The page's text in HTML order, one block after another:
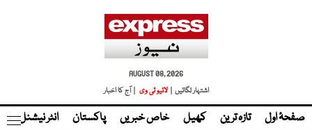
AUGUST 08, 2026
اشتہار لگائیں |
لائیو ٹی وی | آج کا اخبار
صفحۂ اول تازہ ترین کھیل خاص خبریں پاکستان انٹر نیشنل